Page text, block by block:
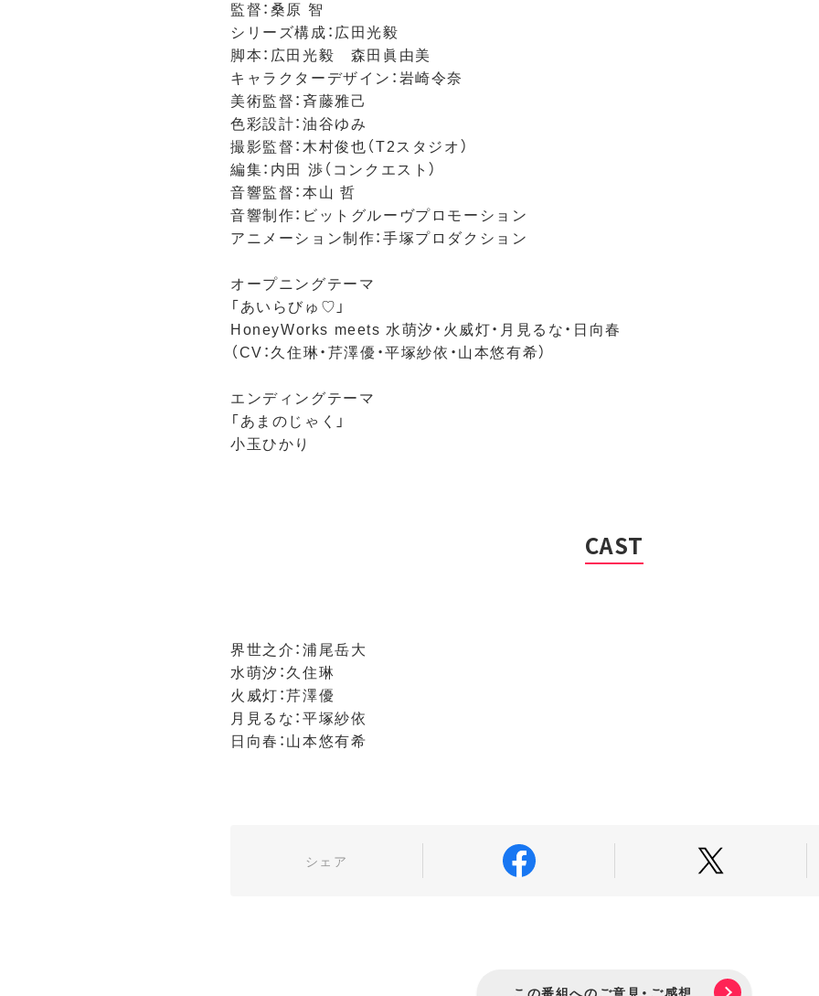
監督：桑原 智
シリーズ構成：広田光毅
脚本：広田光毅 森田眞由美
キャラクターデザイン：岩崎令奈
美術監督：斉藤雅己
色彩設計：油谷ゆみ
撮影監督：木村俊也（T2スタジオ）
編集：内田 渉（コンクエスト）
音響監督：本山 哲
音響制作：ビットグルーヴプロモーション
アニメーション制作：手塚󠄁プロダクション
オープニングテーマ
「あいらびゅ♡」
HoneyWorks meets 水萌汐・火威灯・月見るな・日向春
（CV：久住琳・芹澤優・平塚紗依・山本悠有希）
エンディングテーマ
「あまのじゃく」
小玉ひかり
CAST
界世之介：浦尾岳大
水萌汐：久住琳
火威灯：芹澤優
月見るな：平塚紗依
日向春：山本悠有希
シェア
この番組へのご意見・ご感想